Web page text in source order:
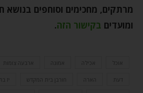
מרתקים, מחכימים וסוחפים בנושא
ומועדים בקישור הזה.
אמונה ארבעה צומות
דעת חורבן בית המקדש יז